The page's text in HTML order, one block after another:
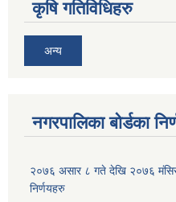
कृषि गतिविधिहरु
अन्य
नगरपालिका बोर्डका
२०७६ असार ८ गते देखि २०७६ मंसिर
निर्णयहरु